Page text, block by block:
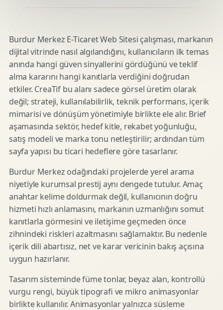
Burdur Merkez E-Ticaret Web Sitesi çalışması, markanın
dijital vitrinde nasıl algılandığını, kullanıcıların ilk temas
anında hangi güven sinyallerini gördüğünü ve teklif
alma kararını hangi kanıtlarla verdiğini doğrudan
etkiler. CreaTif bu alanı sadece görsel üretim olarak
değil; strateji, kullanılabilirlik, teknik performans, içerik
mimarisi ve dönüşüm yönetimiyle birlikte ele alır. Brief
aşamasında sektör, hedef kitle, rekabet yoğunluğu,
satış modeli ve marka tonu netleştirilir; ardından tüm
sayfa yapısı bu ticari hedeflere göre tasarlanır.
Burdur Merkez odağındaki projelerde yerel arama
niyetiyle kurumsal prestij aynı dengede tutulur. Amaç
anahtar kelime doldurmak değil, kullanıcının doğru
hizmeti hızlı anlamasını, markanın uzmanlığını somut
kanıtlarla görmesini ve iletişime geçmeden önce
zihnindeki riskleri azaltmasını sağlamaktır. Bu nedenle
içerik dili abartısız, net ve karar vericinin bakış açısına
uygun hazırlanır.
Tasarım sisteminde füme tonlar, beyaz alan, kontrollü
vurgu rengi, büyük tipografi ve mikro animasyonlar
birlikte kullanılır. Animasyonlar yalnızca süsleme